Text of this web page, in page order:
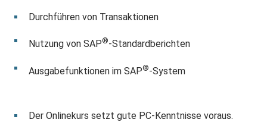
Durchführen von Transaktionen
Nutzung von SAP®-Standardberichten
Ausgabefunktionen im SAP®-System
Der Onlinekurs setzt gute PC-Kenntnisse voraus.